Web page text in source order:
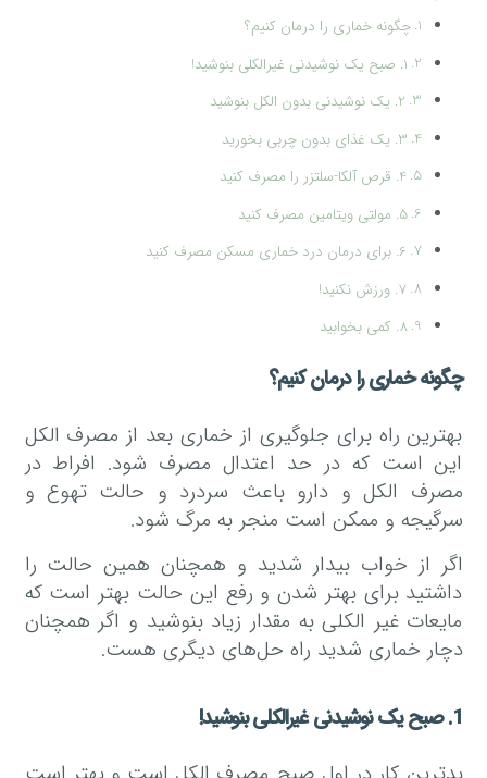
چگونه خماری را درمان کنیم؟
1. صبح یک نوشیدنی غیرالکلی بنوشید!
2. یک نوشیدنی بدون الکل بنوشید
3. یک غذای بدون چربی بخورید
4. قرص آلکا-سلتزر را مصرف کنید
5. مولتی ویتامین مصرف کنید
6. برای درمان درد خماری مسکن مصرف کنید
7. ورزش نکنید!
8. کمی بخوابید
چگونه خماری را درمان کنیم؟
بهترین راه برای جلوگیری از خماری بعد از مصرف الکل
این است که در حد اعتدال مصرف شود. افراط در
مصرف الکل و دارو باعث سردرد و حالت تهوع و
سرگیجه و ممکن است منجر به مرگ شود.
اگر از خواب بیدار شدید و همچنان همین حالت را
داشتید برای بهتر شدن و رفع این حالت بهتر است که
مایعات غیر الکلی به مقدار زیاد بنوشید و اگر همچنان
دچار خماری شدید راه حل‌های دیگری هست.
1. صبح یک نوشیدنی غیرالکلی بنوشید!